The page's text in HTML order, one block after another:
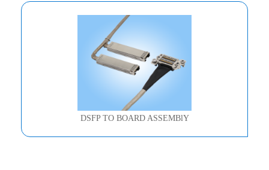
DSFP TO BOARD ASSEMBlY